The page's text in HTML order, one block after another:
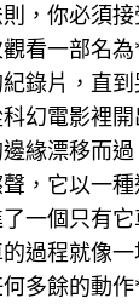
，你必須
看一部名
錄片，直
幻電影裡
緣漂移而
，它以一
一個只有
過程就像
多餘的動